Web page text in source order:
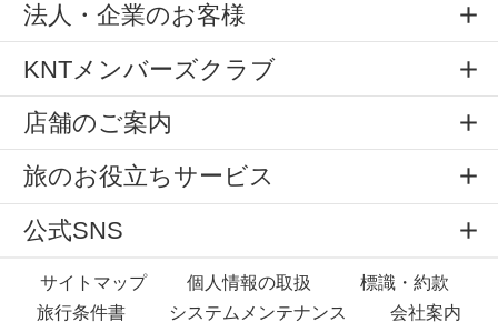
法人・企業のお客様
KNTメンバーズクラブ
店舗のご案内
旅のお役立ちサービス
公式SNS
サイトマップ 個人情報の取扱
標識・約款
旅行条件書
システムメンテナンス 会社案内